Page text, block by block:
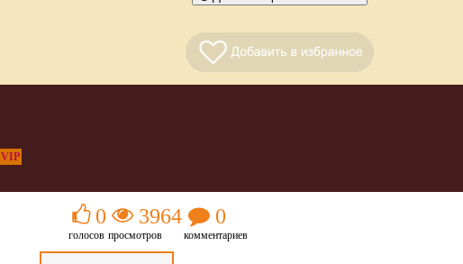
VIP
0
голосов
3964
просмотров
0
комментариев